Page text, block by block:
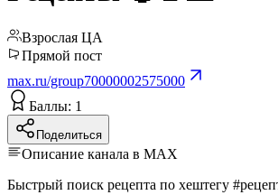
Взрослая ЦА
Прямой пост
max.ru/group70000002575000
Баллы: 1
Поделиться
Описание канала в MAX
Быстрый поиск рецепта по хештегу #рецепты #еда